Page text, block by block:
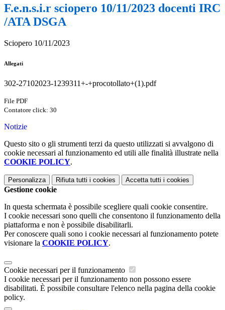
F.e.n.s.i.r sciopero 10/11/2023 docenti IRC
/ATA DSGA
Sciopero 10/11/2023
Allegati
302-27102023-1239311+-+procotollato+(1).pdf
File PDF
Contatore click: 30
Notizie
Questo sito o gli strumenti terzi da questo utilizzati si avvalgono di
cookie necessari al funzionamento ed utili alle finalità illustrate nella
COOKIE POLICY.
Personalizza Rifiuta tutti i cookies Accetta tutti i cookies
Gestione cookie
In questa schermata è possibile scegliere quali cookie consentire.
I cookie necessari sono quelli che consentono il funzionamento della
piattaforma e non è possibile disabilitarli.
Per conoscere quali sono i cookie necessari al funzionamento potete
visionare la COOKIE POLICY.
Cookie necessari per il funzionamento
I cookie necessari per il funzionamento non possono essere
disabilitati. È possibile consultare l'elenco nella pagina della cookie
policy.